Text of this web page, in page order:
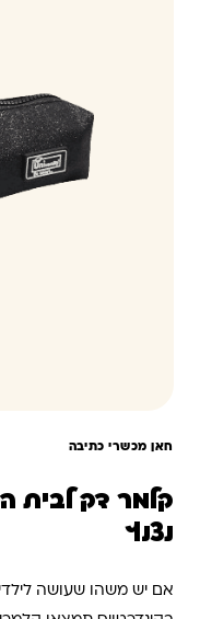
חאן מכשרי כתיבה
נצנץ
אם יש משהו שעושה